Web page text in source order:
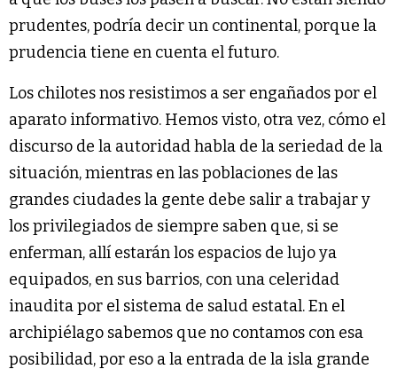
prudentes, podría decir un continental, porque la
prudencia tiene en cuenta el futuro.
Los chilotes nos resistimos a ser engañados por el
aparato informativo. Hemos visto, otra vez, cómo el
discurso de la autoridad habla de la seriedad de la
situación, mientras en las poblaciones de las
grandes ciudades la gente debe salir a trabajar y
los privilegiados de siempre saben que, si se
enferman, allí estarán los espacios de lujo ya
equipados, en sus barrios, con una celeridad
inaudita por el sistema de salud estatal. En el
archipiélago sabemos que no contamos con esa
posibilidad, por eso a la entrada de la isla grande